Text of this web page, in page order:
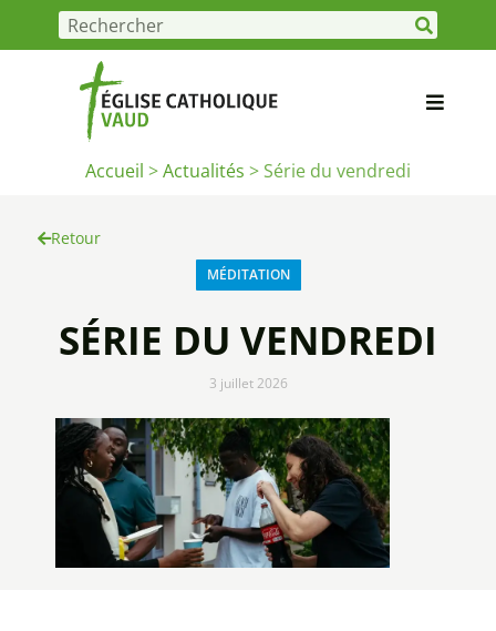
Accueil >Actualités >Série du vendredi
Retour
MÉDITATION
SÉRIE DU VENDREDI
3 juillet 2026